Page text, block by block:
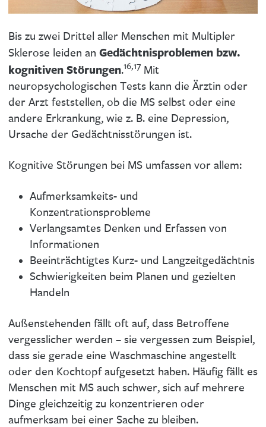
Bis zu zwei Drittel aller Menschen mit Multipler
Sklerose leiden an Gedächtnisproblemen bzw.
kognitiven Störungen.16,17 Mit
neuropsychologischen Tests kann die Ärztin oder
der Arzt feststellen, ob die MS selbst oder eine
andere Erkrankung, wie z. B. eine Depression,
Ursache der Gedächtnisstörungen ist.
Kognitive Störungen bei MS umfassen vor allem:
Aufmerksamkeits- und
Konzentrationsprobleme
Verlangsamtes Denken und Erfassen von
Informationen
Beeinträchtigtes Kurz- und Langzeitgedächtnis
Schwierigkeiten beim Planen und gezielten
Handeln
Außenstehenden fällt oft auf, dass Betroffene
vergesslicher werden – sie vergessen zum Beispiel,
dass sie gerade eine Waschmaschine angestellt
oder den Kochtopf aufgesetzt haben. Häufig fällt es
Menschen mit MS auch schwer, sich auf mehrere
Dinge gleichzeitig zu konzentrieren oder
aufmerksam bei einer Sache zu bleiben.